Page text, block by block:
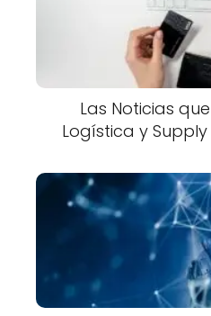
Las Noticias
Logística y